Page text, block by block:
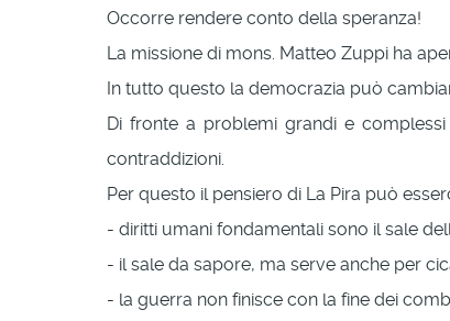
Occorre rendere conto della speranza!
La missione di mons. Matteo Zuppi ha
In tutto questo la democrazia può
Di fronte a problemi grandi e
contraddizioni.
Per questo il pensiero di La Pira può
- diritti umani fondamentali sono il sale
- il sale da sapore, ma serve anche per
- la guerra non finisce con la fine dei